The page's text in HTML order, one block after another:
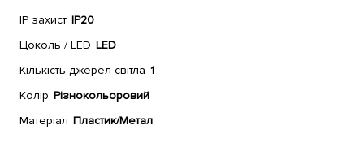
IP захист IP20
Цоколь / LED LED
Кількість джерел світла 1
Колір Різнокольоровий
Матеріал Пластик/Метал